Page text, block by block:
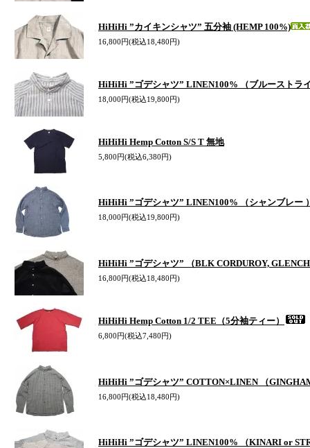
HiHiHi ”カイキンシャツ” 五分袖 (HEMP 100%)
16,800円(税込18,480円)
HiHiHi ”ゴデシャツ” LINEN100% （ブルーストラ
18,000円(税込19,800円)
HiHiHi Hemp Cotton S/S T 無地
5,800円(税込6,380円)
HiHiHi ”ゴデシャツ” LINEN100% （シャンブレー
18,000円(税込19,800円)
HiHiHi ”ゴデシャツ” （BLK CORDUROY,
16,800円(税込18,480円)
HiHiHi Hemp Cotton 1/2 TEE（5分袖ティー）
6,800円(税込7,480円)
HiHiHi ”ゴデシャツ” COTTON×LINEN （
16,800円(税込18,480円)
HiHiHi ”ゴデシャツ” LINEN100% （KINARI or